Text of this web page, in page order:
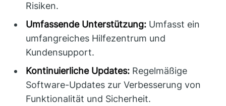
Risiken.
Umfassende Unterstützung: Umfasst ein
umfangreiches Hilfezentrum und
Kundensupport.
Kontinuierliche Updates: Regelmäßige
Software-Updates zur Verbesserung von
Funktionalität und Sicherheit.